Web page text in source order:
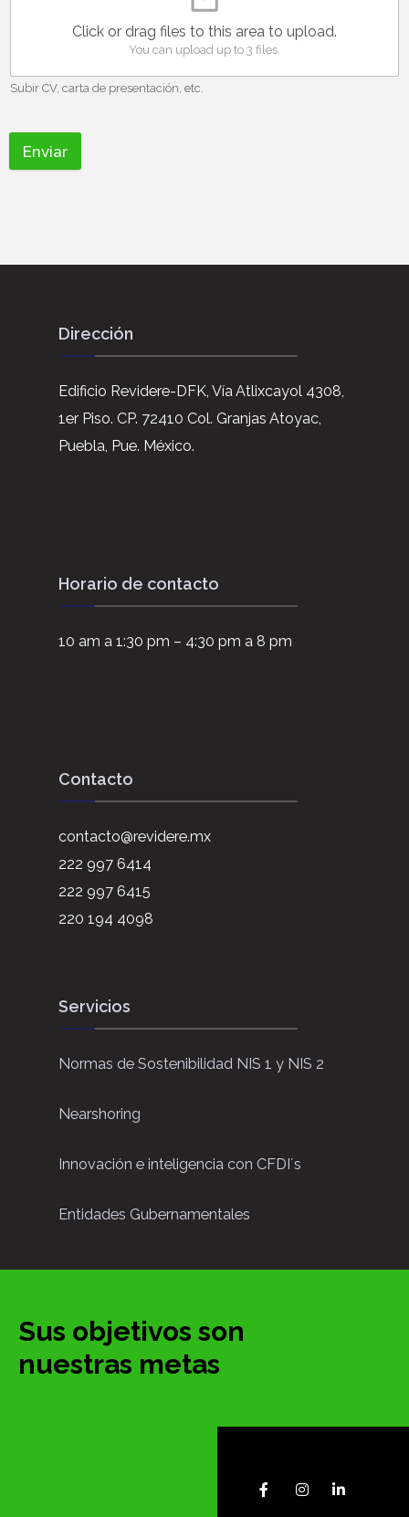
Click or drag files to this area to upload.
You can upload up to 3 files.
Subir CV, carta de presentación, etc.
Enviar
Dirección
Edificio Revidere-DFK, Vía Atlixcayol 4308,
1er Piso. CP. 72410 Col. Granjas Atoyac,
Puebla, Pue. México.
Horario de contacto
10 am a 1:30 pm – 4:30 pm a 8 pm
Contacto
contacto@revidere.mx
222 997 6414
222 997 6415
220 194 4098
Servicios
Normas de Sostenibilidad NIS 1 y NIS 2
Nearshoring
Innovación e inteligencia con CFDI´s
Entidades Gubernamentales
Sus objetivos son
nuestras metas